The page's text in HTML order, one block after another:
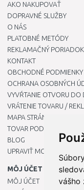
vášho
AKO NAKUPOVAŤ
DOPRAVNÉ SLUŽBY
O NÁS
PLATOBNÉ METÓDY
REKLAMAČNÝ PORIADOK
KONTAKT
OBCHODNÉ PODMIENKY
OCHRANA OSOBNÝCH
VYVŔTANIE OTVORU DO
VRÁTENIE TOVARU /
MAPA STRÁNOK
TOVAR PODĽA ZNAČIEK
BLOG
UPRAVIŤ MOJE
MÔJ ÚČET
MÔJ ÚČET